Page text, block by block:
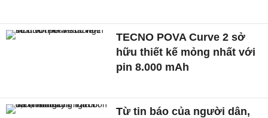
TECNO POVA Curve 2 sở
hữu thiết kế mỏng nhất với
pin 8.000 mAh
Từ tin báo của người dân,